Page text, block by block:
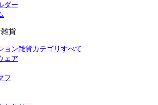
ダー
貨
ョン雑貨カテゴリすべて
ェア
フ